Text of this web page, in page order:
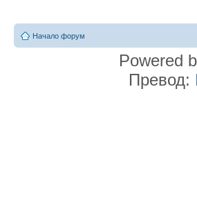
Начало форум
Powered
Превод: